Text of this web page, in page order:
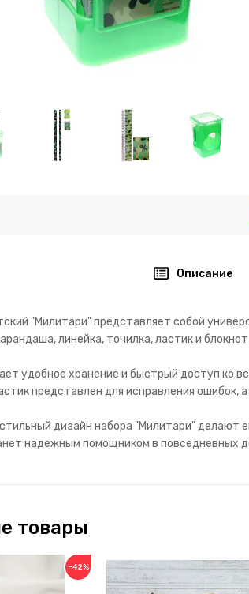
Описание
"Милитари" представляет собой
линейка, точилка, ластик и
удобное хранение и быстрый доступ ко
представлен для исправления ошибок,
дизайн набора "Милитари" делают
надежным помощником в повседневных
товары
−42%